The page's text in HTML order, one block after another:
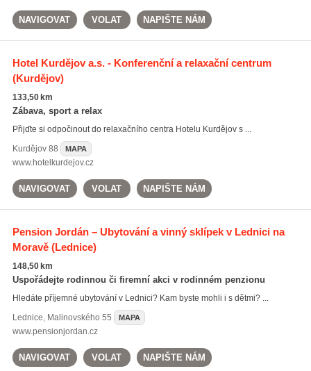
NAVIGOVAT VOLAT NAPIŠTE NÁM
Hotel Kurdějov a.s. - Konferenční a relaxační centrum
(Kurdějov)
133,50 km
Zábava, sport a relax
Přijďte si odpočinout do relaxačního centra Hotelu Kurdějov s ...
Kurdějov88 MAPA
www.hotelkurdejov.cz
NAVIGOVAT VOLAT NAPIŠTE NÁM
Pension Jordán – Ubytování a vinný sklípek v Lednici na
Moravě(Lednice)
148,50 km
Uspořádejte rodinnou či firemní akci v rodinném penzionu
Hledáte příjemné ubytování v Lednici? Kam byste mohli i s dětmi? ...
Lednice, Malinovského 55 MAPA
www.pensionjordan.cz
NAVIGOVAT VOLAT NAPIŠTE NÁM